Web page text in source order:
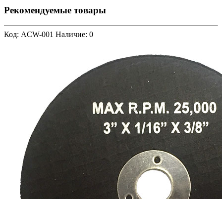
Рекомендуемые товары
Код: ACW-001 Наличие: 0